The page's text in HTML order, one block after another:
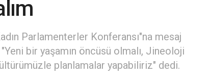
Parlamenterler Konferansı"na mesaj
bir yaşamın öncüsü olmalı, Jineoloji
planlamalar yapabiliriz" dedi.